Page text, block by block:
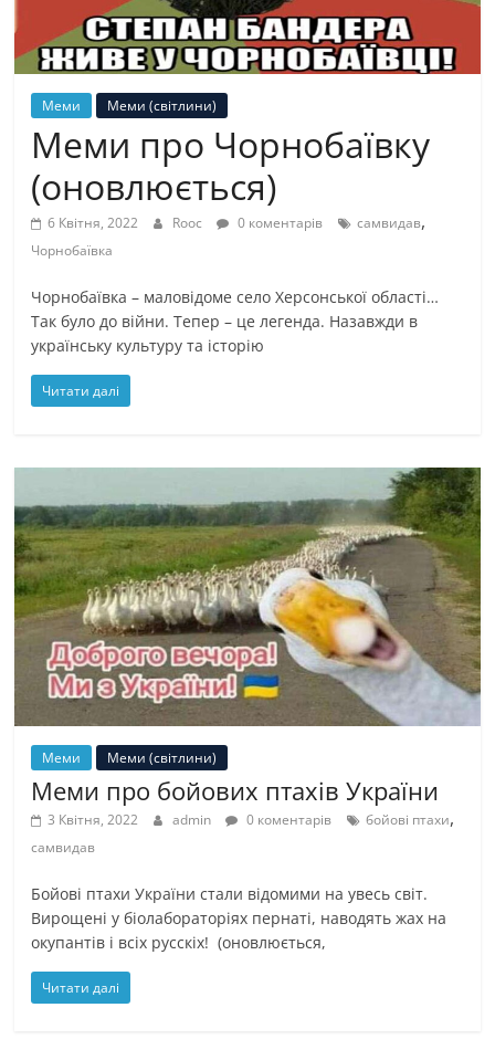
Меми Меми (світлини)
Меми про Чорнобаївку
(оновлюється)
6 Квітня, 2022 Rooc 0 коментарів самвидав,
Чорнобаївка
Чорнобаївка – маловідоме село Херсонської області…
Так було до війни. Тепер – це легенда. Назавжди в
українську культуру та історію
Читати далі
Меми Меми (світлини)
Меми про бойових птахів України
3 Квітня, 2022 admin 0 коментарів бойові птахи,
самвидав
Бойові птахи України стали відомими на увесь світ.
Вирощені у біолабораторіях пернаті, наводять жах на
окупантів і всіх русскіх! (оновлюється,
Читати далі